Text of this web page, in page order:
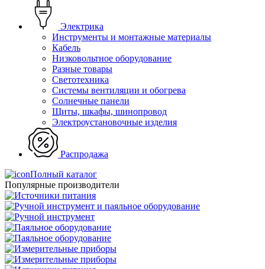
Электрика
Инструменты и монтажные материалы
Кабель
Низковольтное оборудование
Разные товары
Светотехника
Системы вентиляции и обогрева
Солнечные панели
Щиты, шкафы, шинопровод
Электроустановочные изделия
Распродажа
Полный каталог
Популярные производители